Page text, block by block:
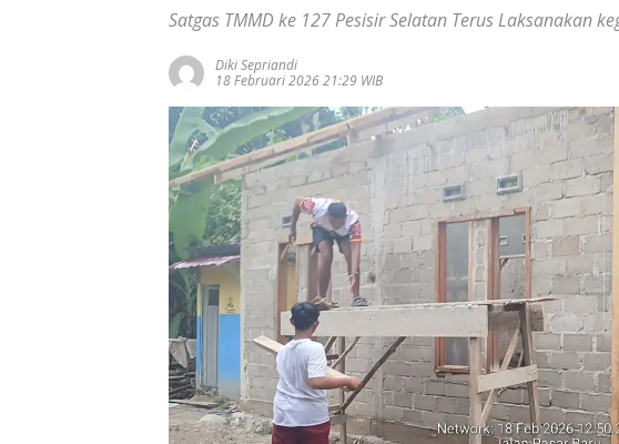
Satgas TMMD ke 127 Pesisir Selatan Terus Laksanakan
Diki Sepriandi
18 Februari 2026 21:29 WIB